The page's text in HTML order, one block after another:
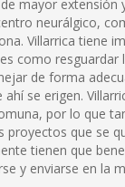
mayor extensión
neurálgico,
Villarrica tiene
como resguardar
de forma
se erigen.
por lo que
proyectos que se
tienen que
y enviarse en la